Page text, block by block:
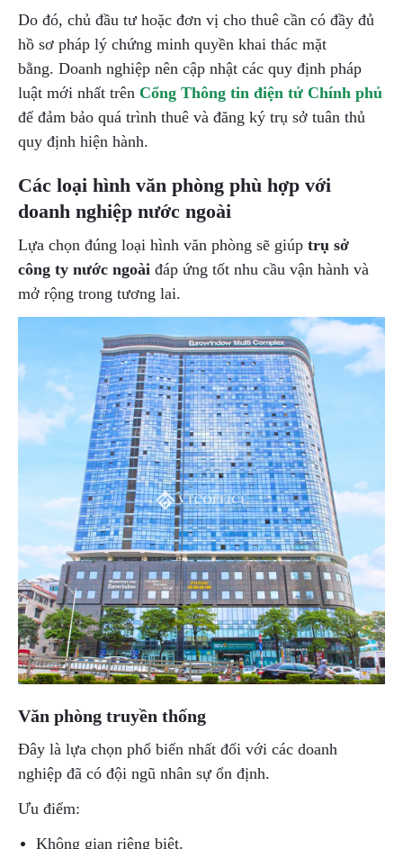
Do đó, chủ đầu tư hoặc đơn vị cho thuê cần có đầy đủ
hồ sơ pháp lý chứng minh quyền khai thác mặt
bằng. Doanh nghiệp nên cập nhật các quy định pháp
luật mới nhất trên Cổng Thông tin điện tử Chính phủ
để đảm bảo quá trình thuê và đăng ký trụ sở tuân thủ
quy định hiện hành.
Các loại hình văn phòng phù hợp với
doanh nghiệp nước ngoài
Lựa chọn đúng loại hình văn phòng sẽ giúp trụ sở
công ty nước ngoài đáp ứng tốt nhu cầu vận hành và
mở rộng trong tương lai.
Văn phòng truyền thống
Đây là lựa chọn phổ biến nhất đối với các doanh
nghiệp đã có đội ngũ nhân sự ổn định.
Ưu điểm:
Không gian riêng biệt.